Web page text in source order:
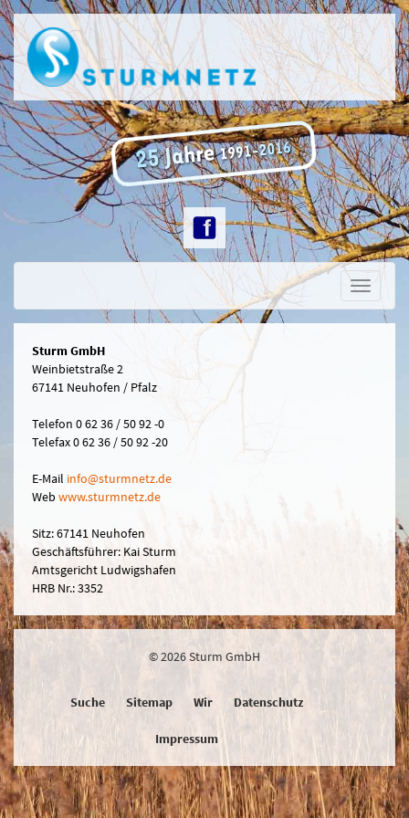
Toggle
Sturm GmbH
Weinbietstraße 2
67141 Neuhofen / Pfalz
Telefon 0 62 36 / 50 92 -0
Telefax 0 62 36 / 50 92 -20
E-Mail info@sturmnetz.de
Web www.sturmnetz.de
Sitz: 67141 Neuhofen
Geschäftsführer: Kai Sturm
Amtsgericht Ludwigshafen
HRB Nr.: 3352
© 2026 Sturm GmbH
Suche Sitemap Wir Datenschutz
Impressum